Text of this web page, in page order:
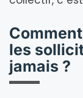
les
jamais ?